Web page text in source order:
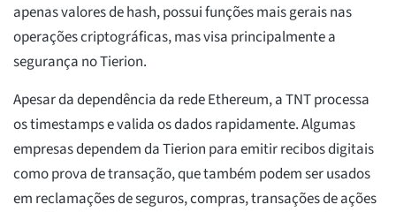
apenas valores de hash, possui funções mais gerais nas
operações criptográficas, mas visa principalmente a
segurança no Tierion.
Apesar da dependência da rede Ethereum, a TNT processa
os timestamps e valida os dados rapidamente. Algumas
empresas dependem da Tierion para emitir recibos digitais
como prova de transação, que também podem ser usados
em reclamações de seguros, compras, transações de ações